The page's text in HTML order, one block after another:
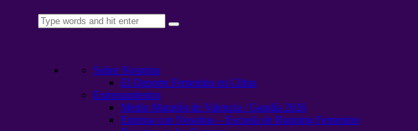
Sobre Nosotras
El Deporte Femenino en Cifras
Entrenamientos
Medio Maratón de Valencia / Gandía 2026
Entrena con Nosotras – Escuela de Running Femenino
Català
Español